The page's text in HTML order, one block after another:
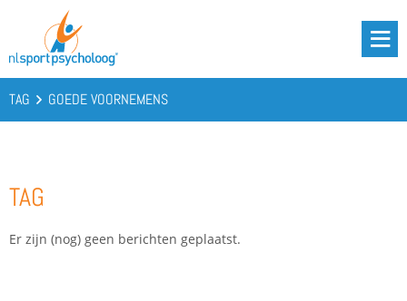
CONTACT
TAG GOEDE VOORNEMENS
TAG
Er zijn (nog) geen berichten geplaatst.